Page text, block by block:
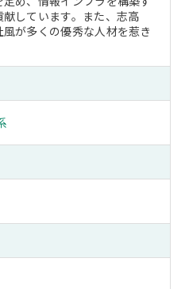
しています。また、志高
が多くの優秀な人材を惹き